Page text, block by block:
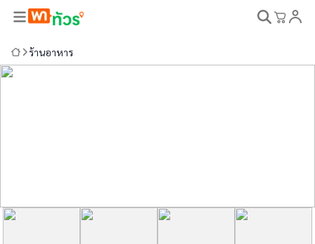
ร้านอาหาร